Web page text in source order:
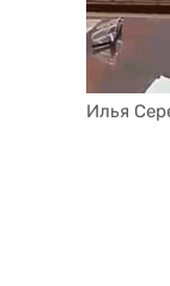
Илья